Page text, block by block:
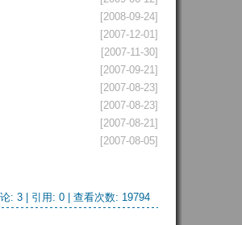
[2008-09-24]
[2007-12-01]
[2007-11-30]
[2007-09-21]
[2007-08-23]
[2007-08-23]
[2007-08-21]
[2007-08-05]
: 3 | 引用: 0 | 查看次数: 19794